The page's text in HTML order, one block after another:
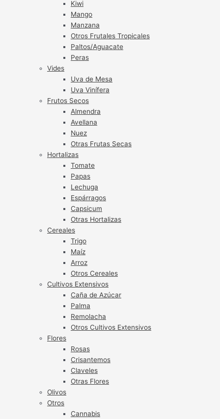
Kiwi
Mango
Manzana
Otros Frutales Tropicales
Paltos/Aguacate
Peras
Vides
Uva de Mesa
Uva Vinífera
Frutos Secos
Almendra
Avellana
Nuez
Otras Frutas Secas
Hortalizas
Tomate
Papas
Lechuga
Espárragos
Capsicum
Otras Hortalizas
Cereales
Trigo
Maíz
Arroz
Otros Cereales
Cultivos Extensivos
Caña de Azúcar
Palma
Remolacha
Otros Cultivos Extensivos
Flores
Rosas
Crisantemos
Claveles
Otras Flores
Olivos
Otros
Cannabis